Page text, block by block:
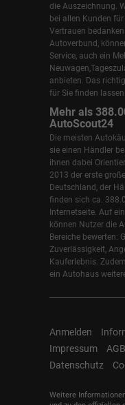
die Auszeichnung.
bei allen Kunden
Vertrauen
Autoverbund,
Service, auch ein
anbieten. Das
für Sie finden lassen.
Mehr als
AutoScout24
Die meisten
sie einen Händler
ihnen dabei
2013 der erste
Deutschland, der
finden sich ca.
Internetseite. Auf
können Nutzer die
Bereiche bewerten:
Zuverlässigkeit,
Kauferlebnis.
ein Autohaus
Anmelden
Impressum
AGB
Datenschutz
Weitere